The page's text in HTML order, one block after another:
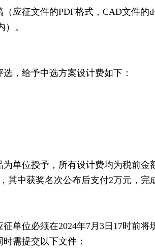
征文件的PDF格式，CAD文件的
。
，给予中选方案设计费如下：
位授予，所有设计费均为税前金
其中获奖名次公布后支付2万元，完
位必须在2024年7月3日17时前将
需提交以下文件：